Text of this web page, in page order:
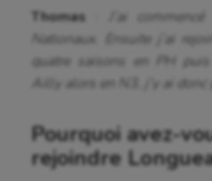
Thomas
J’ai
Nationaux. Ensuite j’ai
quatre saisons en PH
Ailly alors en N3, j’y ai donc
Pourquoi avez-
rejoindre